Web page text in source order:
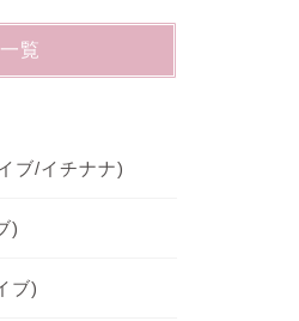
覧
ブ/イチナナ)
)
ブ)